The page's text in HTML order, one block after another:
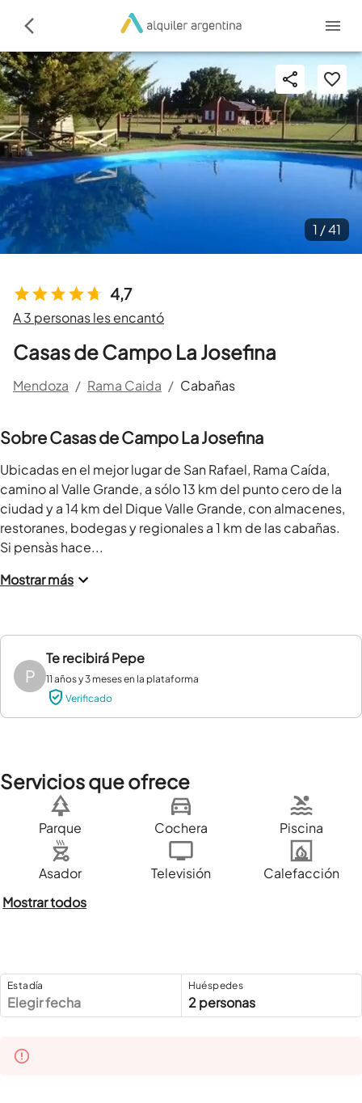
4,7
A 3 personas les encantó
Casas de Campo La Josefina
Mendoza / Rama Caida / Cabañas
1 /41
Sobre Casas de Campo La Josefina
Ubicadas en el mejor lugar de San Rafael, Rama Caída,
camino al Valle Grande, a sólo 13 km del punto cero de la
ciudad y a 14 km del Dique Valle Grande, con almacenes,
restoranes, bodegas y regionales a 1 km de las cabañas.
Si pensàs hace...
Mostrar más
P
Te recibiráPepe
11 años y 3 meses en la plataforma
Verificado
Servicios que ofrece
Parque Cochera Piscina
Asador Televisión
Calefacción
Mostrar todos
Estadía
Elegir fecha
Huéspedes
2 personas